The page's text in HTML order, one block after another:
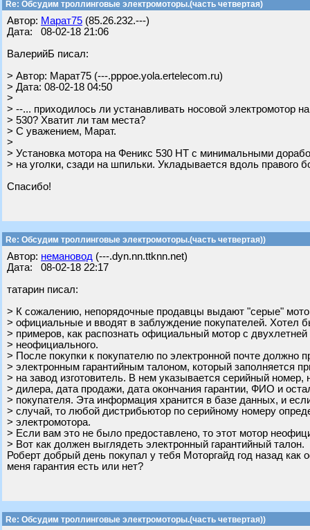
Re: Обсудим троллинговые электромоторы.(часть четвертая)
Автор: Марат75 (85.26.232.---)
Дата: 08-02-18 21:06
ВалерийБ писал:
> Автор: Марат75 (---.pppoe.yola.ertelecom.ru)
> Дата: 08-02-18 04:50
>
> --... приходилось ли устанавливать носовой электромотор
> 530? Хватит ли там места?
> С уважением, Марат.
>
> Установка мотора на Феникс 530 НТ с минимальными
> на уголки, сзади на шпильки. Укладывается вдоль правого
Спасибо!
Re: Обсудим троллинговые электромоторы.(часть четвертая))
Автор: немановод (---.dyn.nn.ttknn.net)
Дата: 08-02-18 22:17
татарин писал:
> К сожалению, непорядочные продавцы выдают "серые"
> официальные и вводят в заблуждение покупателей. Хотел
> примеров, как распознать официальный мотор с двухлетней
> неофициального.
> После покупки к покупателю по электронной почте должно
> электронным гарантийным талоном, который заполняется
> на завод изготовитель. В нем указывается серийный
> дилера, дата продажи, дата окончания гарантии, ФИО и
> покупателя. Эта информация хранится в базе данных, и
> случай, то любой дистрибьютор по серийному номеру
> электромотора.
> Если вам это не было предоставлено, то этот мотор
> Вот как должен выглядеть электронный гарантийный талон.
Роберт добрый день покупал у тебя Моторгайд год назад
меня гарантия есть или нет?
Re: Обсудим троллинговые электромоторы.(часть четвертая))